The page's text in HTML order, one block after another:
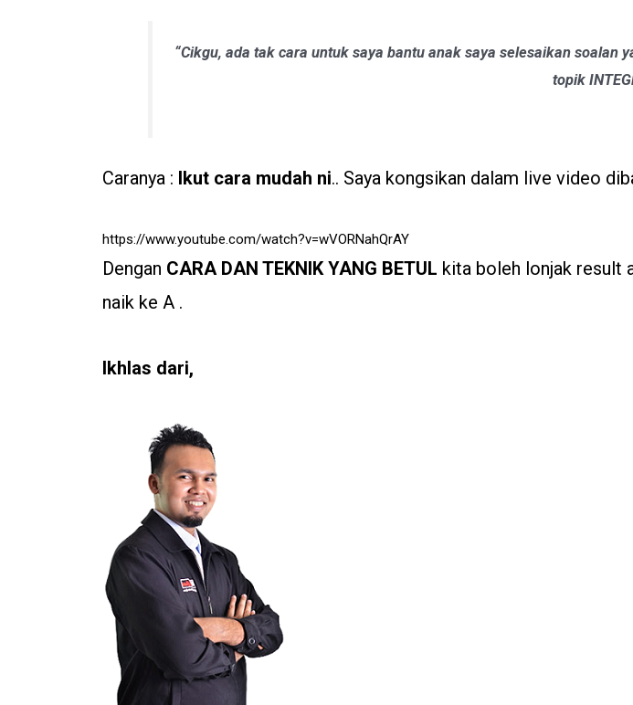
“Cikgu, ada tak cara untuk saya bantu anak saya selesaikan soalan
topik
Caranya : Ikut cara mudah ni.. Saya kongsikan dalam live video
https://www.youtube.com/watch?v=wVORNahQrAY
Dengan CARA DAN TEKNIK YANG BETUL kita boleh lonjak result
naik ke A .
Ikhlas dari,